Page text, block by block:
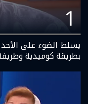
1
يسلط الضوء على
بطريقة كوميدية